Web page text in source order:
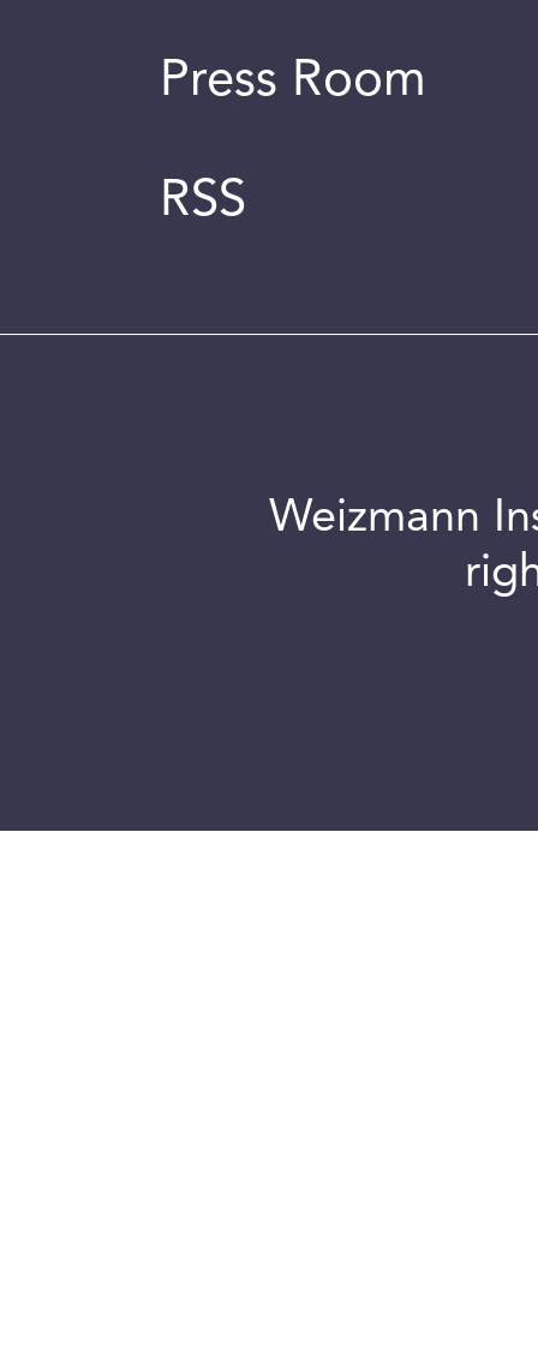
Press Room
RSS
Weizmann